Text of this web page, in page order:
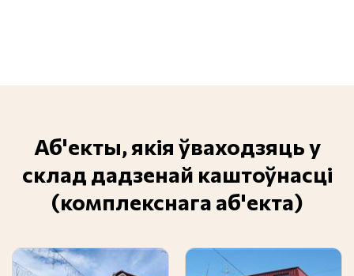
Аб'екты, якія ўваходзяць у
склад дадзенай каштоўнасці
(комплекснага аб'екта)